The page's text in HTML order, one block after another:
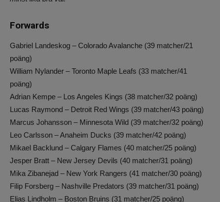
Forwards
Gabriel Landeskog – Colorado Avalanche (39 matcher/21
poäng)
William Nylander – Toronto Maple Leafs (33 matcher/41
poäng)
Adrian Kempe – Los Angeles Kings (38 matcher/32 poäng)
Lucas Raymond – Detroit Red Wings (39 matcher/43 poäng)
Marcus Johansson – Minnesota Wild (39 matcher/32 poäng)
Leo Carlsson – Anaheim Ducks (39 matcher/42 poäng)
Mikael Backlund – Calgary Flames (40 matcher/25 poäng)
Jesper Bratt – New Jersey Devils (40 matcher/31 poäng)
Mika Zibanejad – New York Rangers (41 matcher/30 poäng)
Filip Forsberg – Nashville Predators (39 matcher/31 poäng)
Elias Lindholm – Boston Bruins (31 matcher/25 poäng)